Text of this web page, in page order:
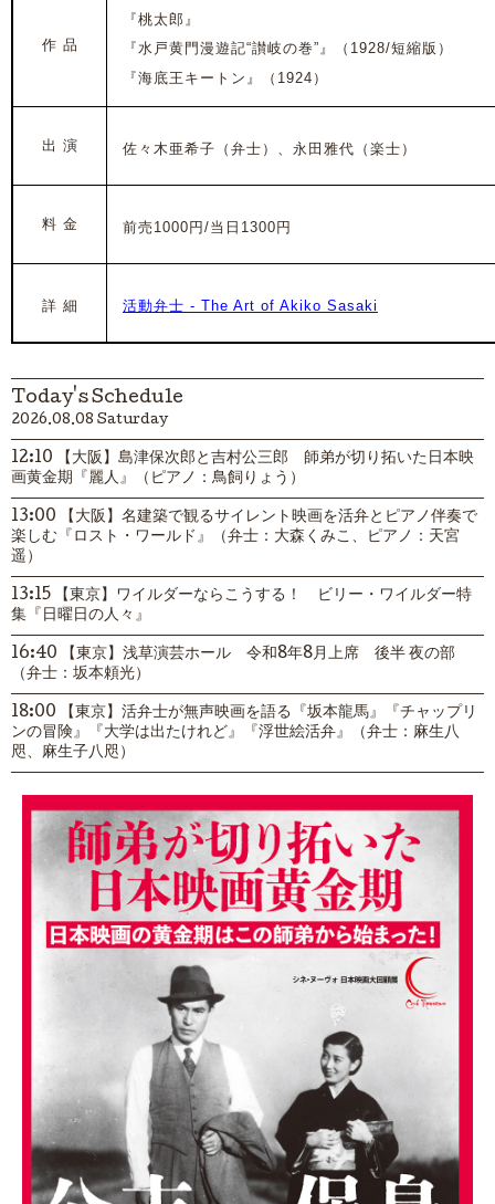
作 品
『桃太郎』
『水戸黄門漫遊記“讃岐の巻”』（1928/短縮版）
『海底王キートン』（1924）
出 演 佐々木亜希子 （弁士）、永田雅代（楽士）
料 金 前売1000円/当日1300円
詳 細 活動弁士 - The Art of Akiko Sasaki
Today's Schedule
2026.08.08 Saturday
12:10 【大阪】島津保次郎と吉村公三郎 師弟が切り拓いた日本映
画黄金期『麗人』（ピアノ：鳥飼りょう）
13:00 【大阪】名建築で観るサイレント映画を活弁とピアノ伴奏で
楽しむ『ロスト・ワールド』（弁士：大森くみこ、ピアノ：天宮
遥）
13:15 【東京】ワイルダーならこうする！ ビリー・ワイルダー特
集『日曜日の人々』
16:40 【東京】浅草演芸ホール 令和8年8月上席 後半 夜の部
（弁士：坂本頼光）
18:00 【東京】活弁士が無声映画を語る『坂本龍馬』『チャップリ
ンの冒険』『大学は出たけれど』『浮世絵活弁』（弁士：麻生八
咫、麻生子八咫）